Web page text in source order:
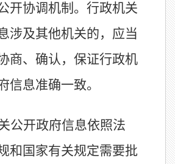
开协调机制。行政机关
涉及其他机关的，应当
商、确认，保证行政机
信息准确一致。
公开政府信息依照法
和国家有关规定需要批